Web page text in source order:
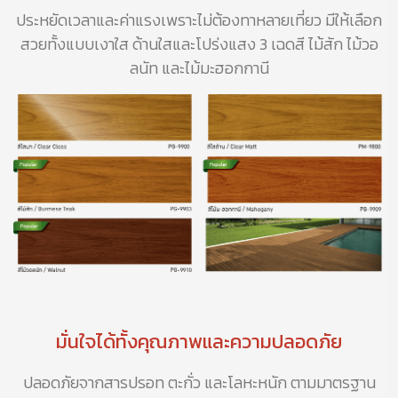
ประหยัดเวลาและค่าแรงเพราะไม่ต้องทาหลายเที่ยว มีให้เลือก
สวยทั้งแบบเงาใส ด้านใสและโปร่งแสง 3 เฉดสี ไม้สัก ไม้วอ
ลนัท และไม้มะฮอกกานี
มั่นใจได้ทั้งคุณภาพและความปลอดภัย
ปลอดภัยจากสารปรอท ตะกั่ว และโลหะหนัก ตามมาตรฐาน